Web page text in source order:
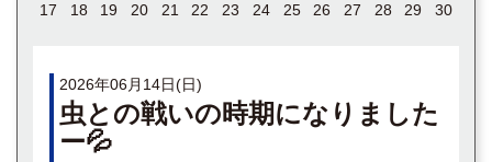
17
18 19 20 21 22 23 24 25 26 27 28 29 30
2026年06月14日(日)
虫との戦いの時期になりました
ー💦